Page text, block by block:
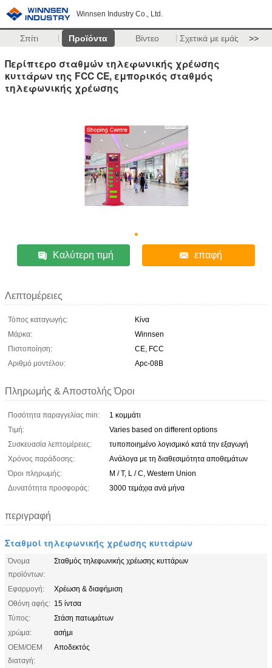
Winnsen Industry Co., Ltd.
Σπίτι Προϊόντα Βίντεο Σχετικά με εμάς >>
Περίπτερο σταθμών τηλεφωνικής χρέωσης
κυττάρων της FCC CE, εμπορικός σταθμός
τηλεφωνικής χρέωσης
Καλύτερη τιμή επαφή
Λεπτομέρειες
Τόπος καταγωγής:
Κίνα
Μάρκα:
Winnsen
Πιστοποίηση:
CE, FCC
Αριθμό μοντέλου:
Apc-08B
Πληρωμής & Αποστολής Όροι
Ποσότητα παραγγελίας min:
1 κομμάτι
Τιμή:
Varies based on different options
Συσκευασία λεπτομέρειες:
τυποποιημένο λογισμικό κατά την εξαγωγή
Χρόνος παράδοσης:
Ανάλογα με τη διαθεσιμότητα αποθεμάτων
Όροι πληρωμής:
Μ / Τ, L / C, Western Union
Δυνατότητα προσφοράς:
3000 τεμάχια ανά μήνα
περιγραφή
Σταθμοί τηλεφωνικής χρέωσης κυττάρων
Όνομα
προϊόντων:
Σταθμός τηλεφωνικής χρέωσης κυττάρων
Εφαρμογή:
Χρέωση & διαφήμιση
Οθόνη αφής: 15 ίντσα
Τύπος:
Στάση πατωμάτων
χρώμα:
ασήμι
OEM/OEM
διαταγή:
Αποδεκτός